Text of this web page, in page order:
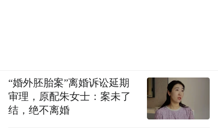
“婚外胚胎案”离婚诉讼延期
审理，原配朱女士：案未了
结，绝不离婚